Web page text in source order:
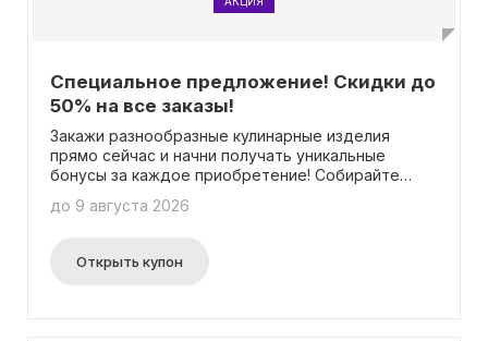
Специальное предложение! Скидки до
50% на все заказы!
Закажи разнообразные кулинарные изделия
прямо сейчас и начни получать уникальные
бонусы за каждое приобретение! Собирайте
можно будет использовать для оплаты до
Подробности об этой удивительной бонусной
программе доступны на нашем официальном
до 9 августа 2026
Открыть купон